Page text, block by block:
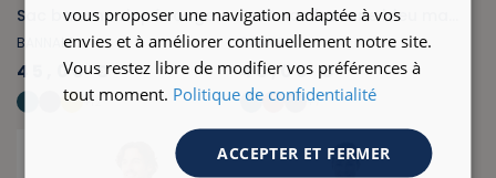
Sac banane zippé rouge carmin
BANNALEC
45,00 €
+12
BANNOU
40,00 €
+7
vous proposer une navigation adaptée à vos
envies et à améliorer continuellement notre site.
Vous restez libre de modifier vos préférences à
tout moment. Politique de confidentialité
ACCEPTER ET FERMER